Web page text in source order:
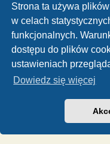
Strona ta używa
w celach
funkcjonalnych.
dostępu do plików
ustawieniach
Dowiedz się więcej